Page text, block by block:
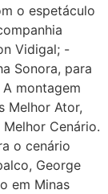
o espetáculo
Vidigal; -
Sonora, para
montagem
Melhor Ator,
Cenário.
o cenário
George
em Minas